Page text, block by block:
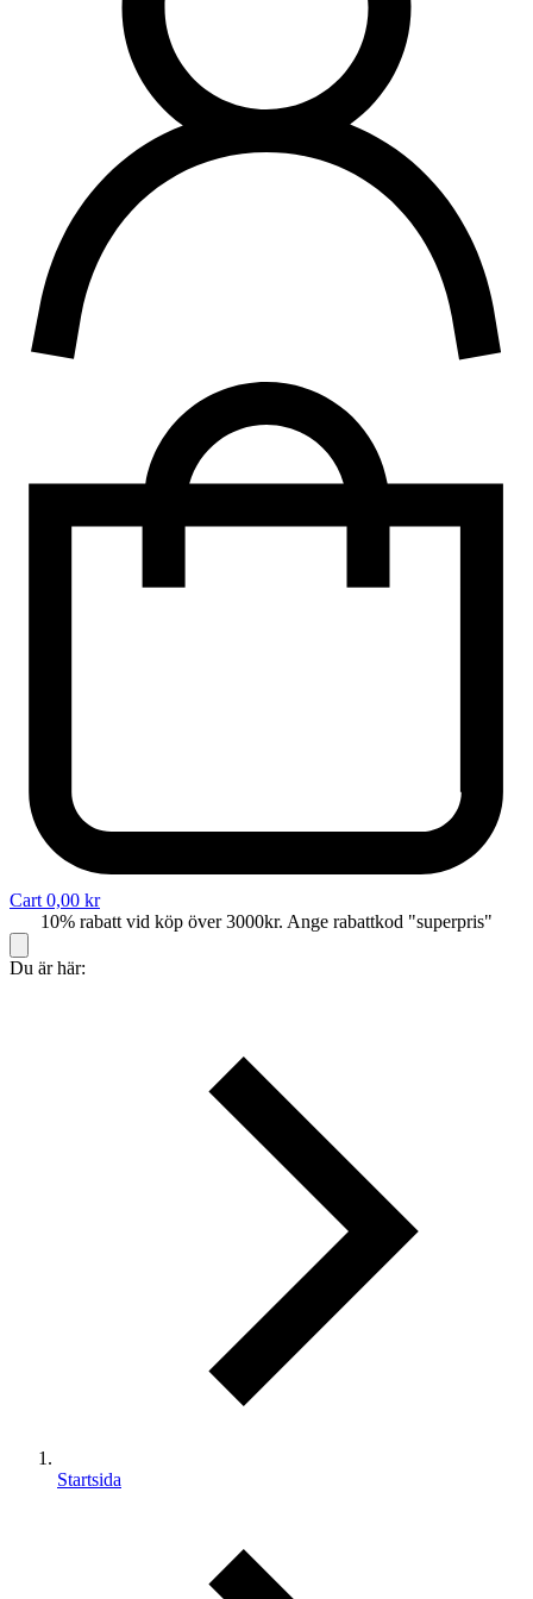
Cart 0,00 kr
10% rabatt vid köp över 3000kr. Ange rabattkod "superpris"
Du är här:
Startsida